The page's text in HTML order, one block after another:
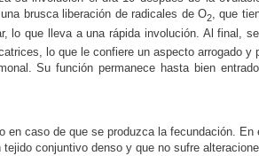
brusca liberación de radicales de O2, que
lo que lleva a una rápida involución. Al final,
lo que le confiere un aspecto arrogado y
Su función permanece hasta bien
caso de que se produzca la fecundación.
conjuntivo denso y que no sufre